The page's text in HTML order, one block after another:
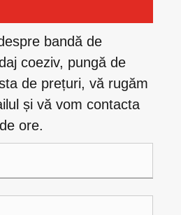
bandă de
coeziv, pungă de
de prețuri, vă rugăm
și vă vom contacta
ore.